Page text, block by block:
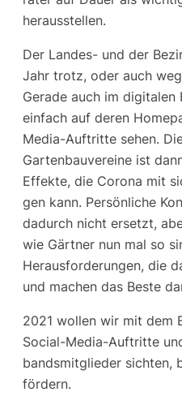
herausstellen.
Der Lan­des- und der
Jahr trotz, oder auch
Gera­de auch im digi­ta­len
ein­fach auf deren
Media-Auf­trit­te sehen.
Gar­ten­bau­ver­ei­ne ist
Effek­te, die Coro­na mit
gen kann. Per­sön­li­che
dadurch nicht ersetzt,
wie Gärt­ner nun mal so
Her­aus­for­de­run­gen, die
und machen das Bes­te
2021 wol­len wir mit dem
Social-Media-Auf­trit­te
bands­mit­glie­der sich­ten,
fördern.